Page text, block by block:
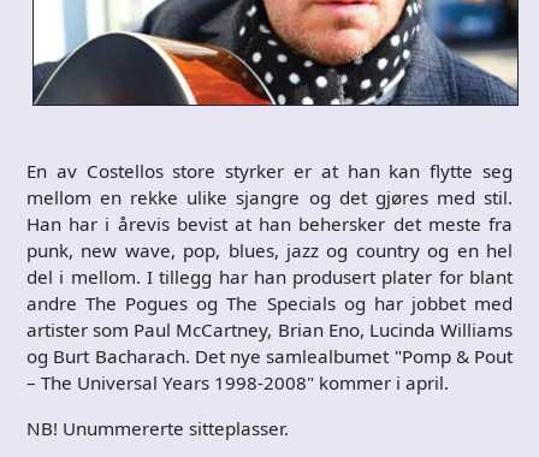
En av Costellos store styrker er at han kan flytte seg
mellom en rekke ulike sjangre og det gjøres med stil.
Han har i årevis bevist at han behersker det meste fra
punk, new wave, pop, blues, jazz og country og en hel
del i mellom. I tillegg har han produsert plater for blant
andre The Pogues og The Specials og har jobbet med
artister som Paul McCartney, Brian Eno, Lucinda Williams
og Burt Bacharach. Det nye samlealbumet "Pomp & Pout
– The Universal Years 1998-2008" kommer i april.
NB! Unummererte sitteplasser.